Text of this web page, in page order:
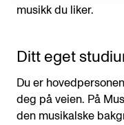
musikk du liker.
Ditt eget
Du er
deg på veien. På
den musikalske